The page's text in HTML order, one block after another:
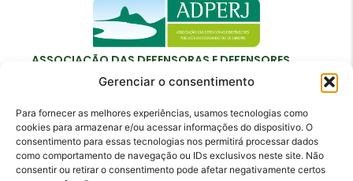
Gerenciar o consentimento
Para fornecer as melhores experiências, usamos tecnologias como
cookies para armazenar e/ou acessar informações do dispositivo. O
consentimento para essas tecnologias nos permitirá processar dados
como comportamento de navegação ou IDs exclusivos neste site. Não
consentir ou retirar o consentimento pode afetar negativamente certos
ASSOCIAÇÃO DAS DEFENSORAS E DEFENSORES
PÚBLICOS DO ESTADO DO RIO DE JANEIRO
Contato